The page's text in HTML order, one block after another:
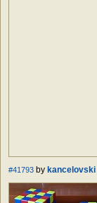
#41793 by kancelovski